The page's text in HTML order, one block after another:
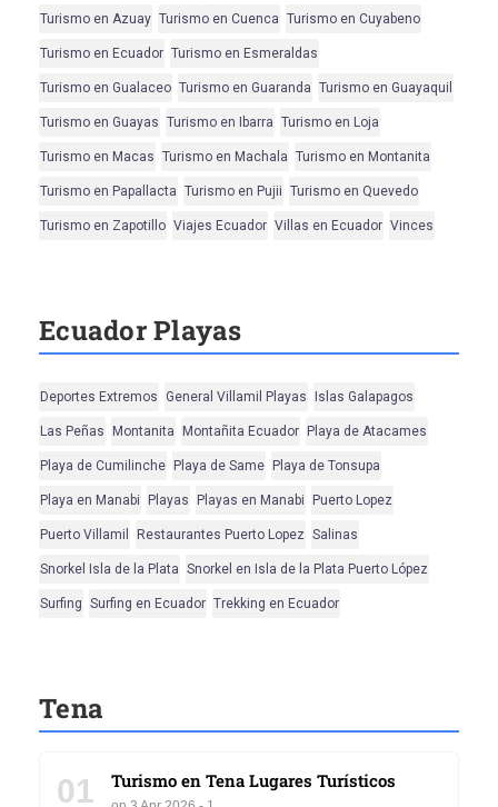
Turismo en Azuay Turismo en Cuenca Turismo en Cuyabeno
Turismo en Ecuador Turismo en Esmeraldas
Turismo en Gualaceo Turismo en Guaranda Turismo en Guayaquil
Turismo en Guayas Turismo en Ibarra Turismo en Loja
Turismo en Macas Turismo en Machala Turismo en Montanita
Turismo en Papallacta Turismo en Pujii Turismo en Quevedo
Turismo en Zapotillo Viajes Ecuador Villas en Ecuador Vinces
Ecuador Playas
Deportes Extremos General Villamil Playas Islas Galapagos
Las Peñas Montanita Montañita Ecuador Playa de Atacames
Playa de Cumilinche Playa de Same Playa de Tonsupa
Playa en Manabi Playas Playas en Manabi Puerto Lopez
Puerto Villamil Restaurantes Puerto Lopez Salinas
Snorkel Isla de la Plata Snorkel en Isla de la Plata Puerto López
Surfing Surfing en Ecuador Trekking en Ecuador
Tena
01 Turismo en Tena Lugares Turísticos